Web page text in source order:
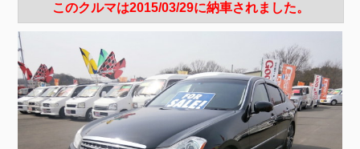
このクルマは2015/03/29に納車されました。